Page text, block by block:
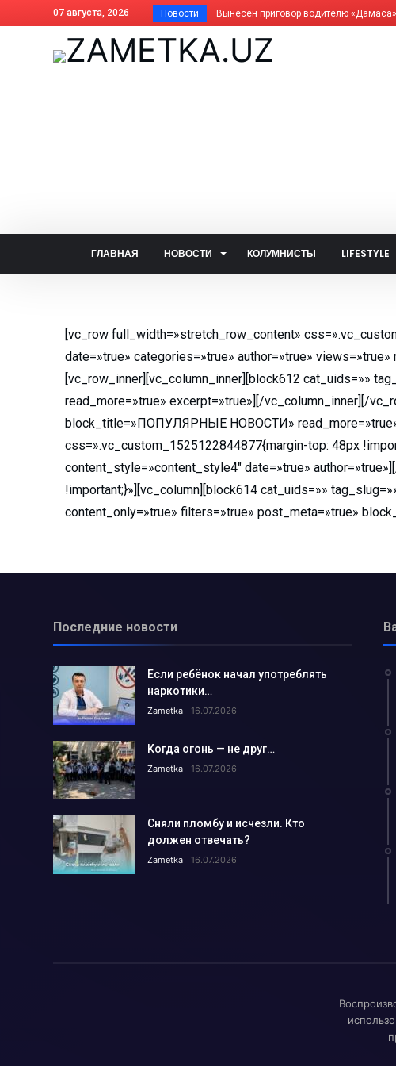
07 августа, 2026 Новости Вынесен приговор водителю
Почему фисташки такие дорогие, что
Как платить за отопление жителям
В Алмалыке совершенствуется
Две стороны одной медали: что такое
Ветеринары США поделились опытом с
В операционной и за её пределами…...
Стань моим поручителем и получишь
Украли бульдозер…...
Несостоявшееся трудоустройство
Каждый ли выпускник может стать
Хоким Алмалыка поздравил горожан
Новый штамм оспы обезьян у
Как в Алмалыке возводят жилые
Вместо 30 депутатов в Алмалыке
Что мы знаем о Законе о
Алмалыкчане чаще жалуются на
Сколько инвестиций привлечено в
Нарушение правил ТБ привело к
Время анализа: как работают
Миграция: где работают и сколько
Избран новый председатель
ГЛАВНАЯ НОВОСТИ КОЛУМНИСТЫ LIFESTYLE
[vc_row full_width=»stretch_row_content»
date=»true» categories=»true» author=»true»
[vc_row_inner][vc_column_inner][block612 cat_uids=»»
read_more=»true» excerpt=»true»][/vc_column_inner][/
block_title=»ПОПУЛЯРНЫЕ НОВОСТИ»
css=».vc_custom_1525122844877{margin-top: 48px
content_style=»content_style4″ date=»true»
!important;}»][vc_column][block614 cat_uids=»»
content_only=»true» filters=»true» post_meta=»true»
Последние новости
Если ребёнок начал употреблять
наркотики…
Zametka 16.07.2026
Когда огонь — не друг…
Zametka 16.07.2026
Сняли пломбу и исчезли. Кто
должен отвечать?
Zametka 16.07.2026